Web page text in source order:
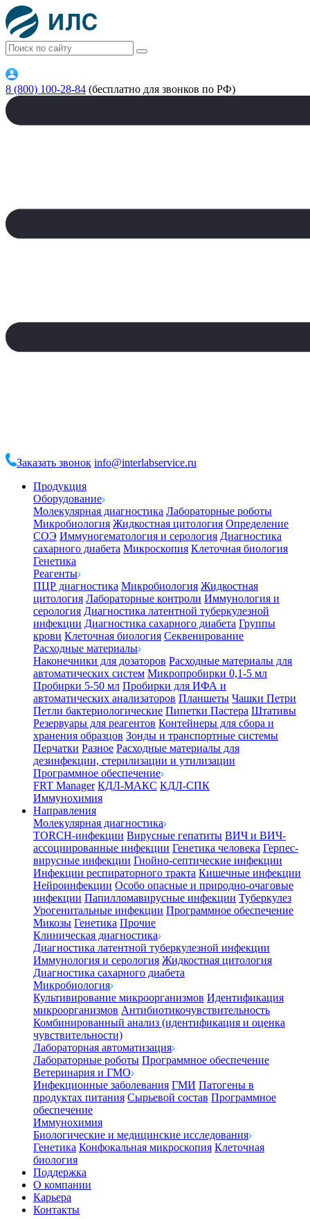
8 (800) 100-28-84 (бесплатно для звонков по РФ)
Заказать звонок info@interlabservice.ru
Продукция
Оборудование
Молекулярная диагностика Лабораторные роботы
Микробиология Жидкостная цитология Определение
СОЭ Иммуногематология и серология Диагностика
сахарного диабета Микроскопия Клеточная биология
Генетика
Реагенты
ПЦР диагностика Микробиология Жидкостная
цитология Лабораторные контроли Иммунология и
серология Диагностика латентной туберкулезной
инфекции Диагностика сахарного диабета Группы
крови Клеточная биология Секвенирование
Расходные материалы
Наконечники для дозаторов Расходные материалы для
автоматических систем Микропробирки 0,1-5 мл
Пробирки 5-50 мл Пробирки для ИФА и
автоматических анализаторов Планшеты Чашки Петри
Петли бактериологические Пипетки Пастера Штативы
Резервуары для реагентов Контейнеры для сбора и
хранения образцов Зонды и транспортные системы
Перчатки Разное Расходные материалы для
дезинфекции, стерилизации и утилизации
Программное обеспечение
FRT Manager КДЛ-МАКС КДЛ-СПК
Иммунохимия
Направления
Молекулярная диагностика
TORCH-инфекции Вирусные гепатиты ВИЧ и ВИЧ-
ассоциированные инфекции Генетика человека Герпес-
вирусные инфекции Гнойно-септические инфекции
Инфекции респираторного тракта Кишечные инфекции
Нейроинфекции Особо опасные и природно-очаговые
инфекции Папилломавирусные инфекции Туберкулез
Урогенитальные инфекции Программное обеспечение
Микозы Генетика Прочие
Клиническая диагностика
Диагностика латентной туберкулезной инфекции
Иммунология и серология Жидкостная цитология
Диагностика сахарного диабета
Микробиология
Культивирование микроорганизмов Идентификация
микроорганизмов Антибиотикочувствительность
Комбинированный анализ (идентификация и оценка
чувствительности)
Лабораторная автоматизация
Лабораторные роботы Программное обеспечение
Ветеринария и ГМО
Инфекционные заболевания ГМИ Патогены в
продуктах питания Сырьевой состав Программное
обеспечение
Иммунохимия
Биологические и медицинские исследования
Генетика Конфокальная микроскопия Клеточная
биология
Поддержка
О компании
Карьера
Контакты